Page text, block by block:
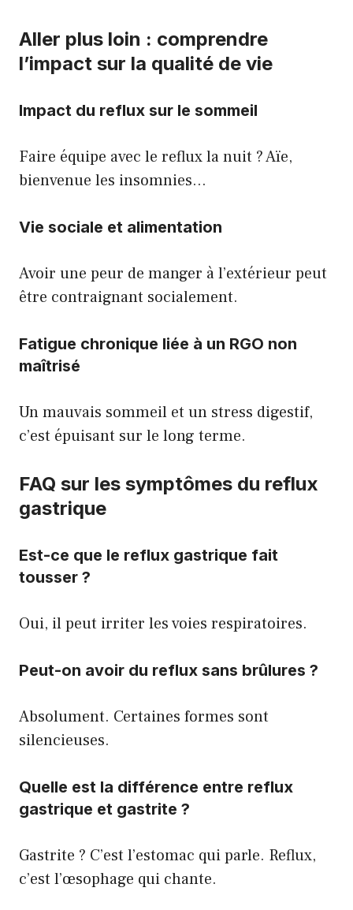
Aller plus loin : comprendre
l’impact sur la qualité de vie
Impact du reflux sur le sommeil
Faire équipe avec le reflux la nuit ? Aïe,
bienvenue les insomnies…
Vie sociale et alimentation
Avoir une peur de manger à l’extérieur peut
être contraignant socialement.
Fatigue chronique liée à un RGO non
maîtrisé
Un mauvais sommeil et un stress digestif,
c’est épuisant sur le long terme.
FAQ sur les symptômes du reflux
gastrique
Est-ce que le reflux gastrique fait
tousser ?
Oui, il peut irriter les voies respiratoires.
Peut-on avoir du reflux sans brûlures ?
Absolument. Certaines formes sont
silencieuses.
Quelle est la différence entre reflux
gastrique et gastrite ?
Gastrite ? C’est l’estomac qui parle. Reflux,
c’est l’œsophage qui chante.